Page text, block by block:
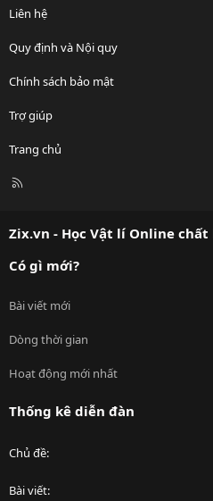
Liên hệ
Quy định và Nội quy
Chính sách bảo mật
Trợ giúp
Trang chủ
R
Zix.vn - Học Vật lí Online
Có gì mới?
Bài viết mới
Dòng thời gian
Hoạt động mới nhất
Thống kê diễn đàn
Chủ đề
Bài viết